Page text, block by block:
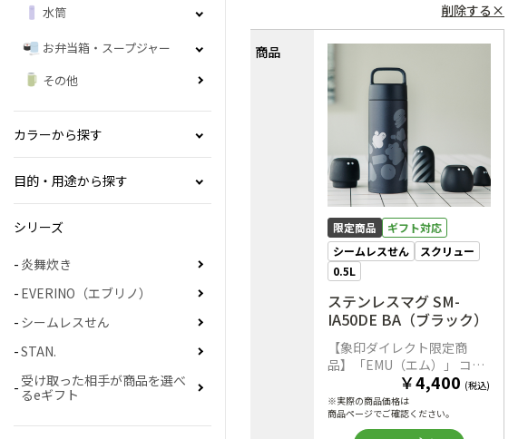
商品
削除する×
限定商品
ギフト対応
シームレスせん
スクリュー
0.5L
ステンレスマグ SM-
IA50DE BA（ブラック）
【象印ダイレクト限定商
品】「EMU（エム）」 コラ
￥4,400 (税込)
※実際の商品価格は
商品ページでご確認ください。
水筒
お弁当箱・スープジャー
その他
カラーから探す
目的・用途から探す
シリーズ
炎舞炊き
EVERINO（エブリノ）
シームレスせん
STAN.
受け取った相手が商品を選べ
るeギフト